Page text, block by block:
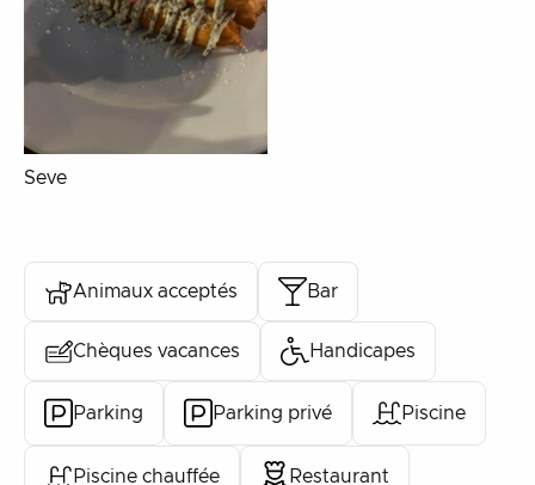
Seve
Animaux acceptés Bar
Chèques vacances Handicapes
Parking Parking privé Piscine
Piscine chauffée Restaurant